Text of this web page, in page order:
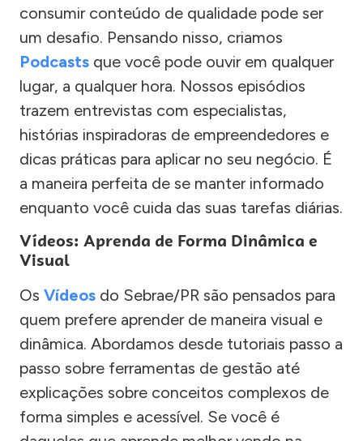
consumir conteúdo de qualidade pode ser
um desafio. Pensando nisso, criamos
Podcasts que você pode ouvir em qualquer
lugar, a qualquer hora. Nossos episódios
trazem entrevistas com especialistas,
histórias inspiradoras de empreendedores e
dicas práticas para aplicar no seu negócio. É
a maneira perfeita de se manter informado
enquanto você cuida das suas tarefas diárias.
Vídeos: Aprenda de Forma Dinâmica e
Visual
Os Vídeos do Sebrae/PR são pensados para
quem prefere aprender de maneira visual e
dinâmica. Abordamos desde tutoriais passo a
passo sobre ferramentas de gestão até
explicações sobre conceitos complexos de
forma simples e acessível. Se você é